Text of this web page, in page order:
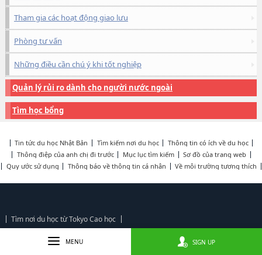
Tham gia các hoạt động giao lưu
Phòng tư vấn
Những điều cần chú ý khi tốt nghiệp
Quản lý rủi ro dành cho người nước ngoài
Tìm học bổng
Tin tức du học Nhật Bản Tìm kiếm nơi du học
Thông tin có ích về du học
Thông điệp của anh chị đi trước
Mục lục tìm kiếm
Sơ đồ của trang web
Quy ước sử dụng
Thông báo về thông tin cá nhân Về môi trường tương thích
Tìm nơi du học từ Tokyo Cao học
【Tìm nơi du học từ ngành học】
MENU SIGN UP